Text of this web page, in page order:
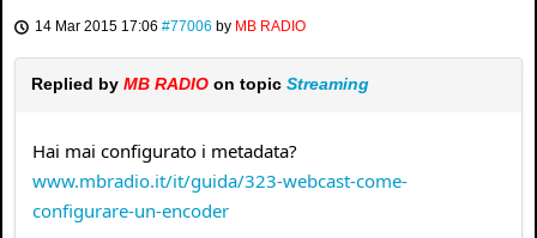
14 Mar 2015 17:06 #77006 by MB RADIO
Replied by MB RADIO on topic Streaming
Hai mai configurato i metadata?
www.mbradio.it/it/guida/323-webcast-come-
configurare-un-encoder